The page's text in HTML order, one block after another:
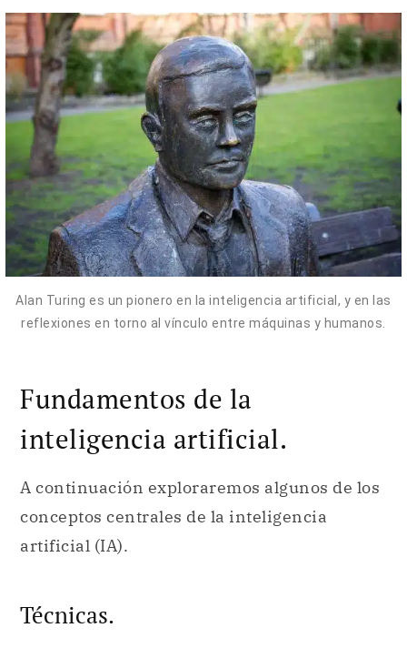
Alan Turing es un pionero en la inteligencia artificial, y en las
reflexiones en torno al vínculo entre máquinas y humanos.
Fundamentos de la
inteligencia artificial.
A continuación exploraremos algunos de los
conceptos centrales de la inteligencia
artificial (IA).
Técnicas.